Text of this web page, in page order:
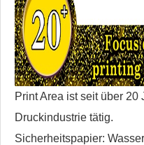
Print Area ist seit über
Druckindustrie tätig.
Sicherheitspapier: